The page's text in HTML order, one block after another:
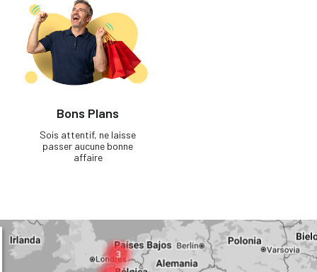
Bons Plans
Sois attentif, ne laisse
passer aucune bonne
affaire